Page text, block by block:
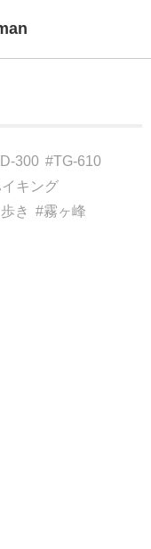
300 #TG-610
キング
き #霧ヶ峰